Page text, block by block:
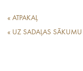
« ATPAKAĻ
« UZ SADAĻAS SĀKUMU